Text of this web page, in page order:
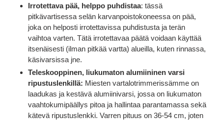
Irrotettava pää, helppo puhdistaa: tässä
pitkävartisessa selän karvanpoistokoneessa on pää,
joka on helposti irrotettavissa puhdistusta ja terän
vaihtoa varten. Tätä irrotettavaa päätä voidaan käyttää
itsenäisesti (ilman pitkää vartta) alueilla, kuten rinnassa,
käsivarsissa jne.
Teleskooppinen, liukumaton alumiininen varsi
ripustuslenkillä: Miesten vartalotrimmerissämme on
laadukas ja kestävä alumiinivarsi, jossa on liukumaton
vaahtokumipäällys pitoa ja hallintaa parantamassa sekä
kätevä ripustuslenkki. Varren pituus on 36-54 cm, joten